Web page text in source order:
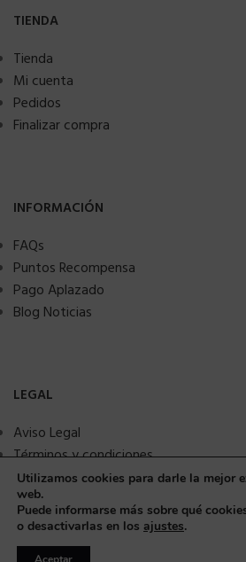
TIENDA
Tienda
Mi cuenta
Pedidos
Finalizar compra
INFORMACIÓN
FAQs
Puntos Recompensa
Pago Aplazado
Blog Noticias
LEGAL
Aviso Legal
Términos y condiciones
Política de privacidad
Política de Cookies
Seguridad y protección a compradores
Utilizamos cookies para darle la mejor
web.
Puede informarse más sobre qué
o desactivarlas en los ajustes.